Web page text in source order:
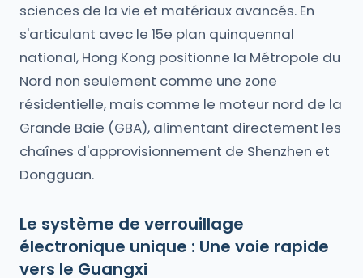
sciences de la vie et matériaux avancés. En
s'articulant avec le 15e plan quinquennal
national, Hong Kong positionne la Métropole du
Nord non seulement comme une zone
résidentielle, mais comme le moteur nord de la
Grande Baie (GBA), alimentant directement les
chaînes d'approvisionnement de Shenzhen et
Dongguan.
Le système de verrouillage
électronique unique : Une voie rapide
vers le Guangxi